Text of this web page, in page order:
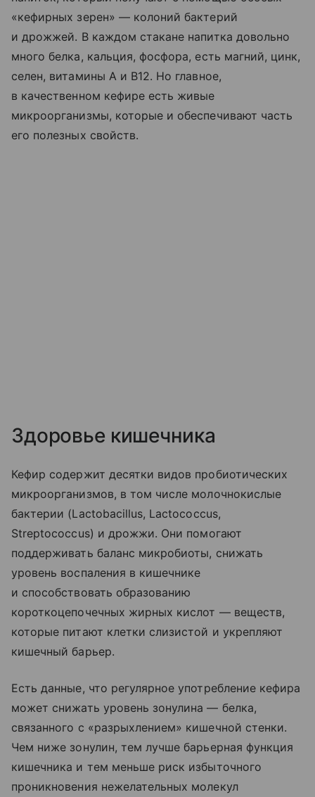
«кефирных зерен» — колоний бактерий
и дрожжей. В каждом стакане напитка довольно
много белка, кальция, фосфора, есть магний, цинк,
селен, витамины A и B12. Но главное,
в качественном кефире есть живые
микроорганизмы, которые и обеспечивают часть
его полезных свойств.
Здоровье кишечника
Кефир содержит десятки видов пробиотических
микроорганизмов, в том числе молочнокислые
бактерии (Lactobacillus, Lactococcus,
Streptococcus) и дрожжи. Они помогают
поддерживать баланс микробиоты, снижать
уровень воспаления в кишечнике
и способствовать образованию
короткоцепочечных жирных кислот — веществ,
которые питают клетки слизистой и укрепляют
кишечный барьер.
Есть данные, что регулярное употребление кефира
может снижать уровень зонулина — белка,
связанного с «разрыхлением» кишечной стенки.
Чем ниже зонулин, тем лучше барьерная функция
кишечника и тем меньше риск избыточного
проникновения нежелательных молекул